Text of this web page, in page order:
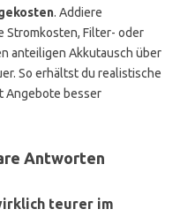
. Addiere
Stromkosten, Filter- oder
anteiligen Akkutausch über
So erhältst du realistische
Angebote besser
Antworten
teurer im